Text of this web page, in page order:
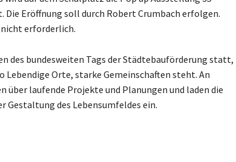
Eröffnung soll durch Robert Crumbach erfolgen.
erforderlich.
des bundesweiten Tags der Städtebauförderung statt,
Lebendige Orte, starke Gemeinschaften steht. An
über laufende Projekte und Planungen und laden die
des Lebensumfeldes ein.